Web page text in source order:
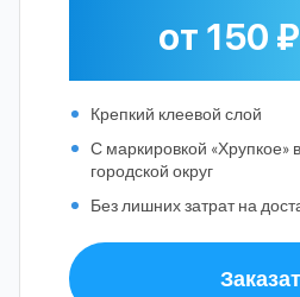
от 150
Крепкий клеевой слой
С маркировкой «Хрупкое»
городской округ
Без лишних затрат на